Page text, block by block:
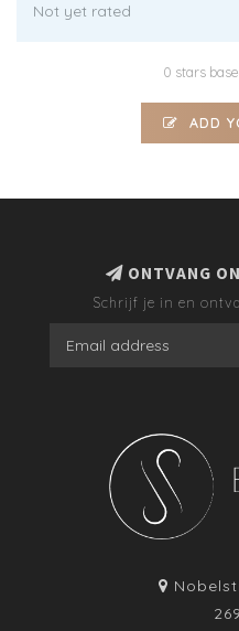
Not yet rated
0 stars
ADD
ONTVANG
Schrijf je in en